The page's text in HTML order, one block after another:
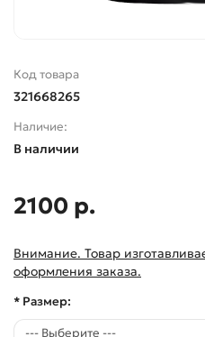
Код товара
321668265
Наличие:
В наличии
2100 р.
Внимание. Товар
оформления заказа.
* Размер: